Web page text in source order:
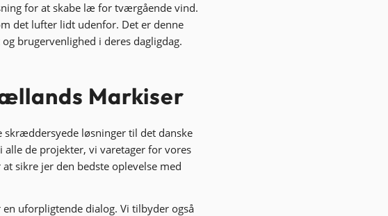
for at skabe læ for tværgående vind.
det lufter lidt udenfor. Det er denne
brugervenlighed i deres dagligdag.
Markiser
løsninger til det danske
de projekter, vi varetager for vores
sikre jer den bedste oplevelse med
en uforpligtende dialog. Vi tilbyder også